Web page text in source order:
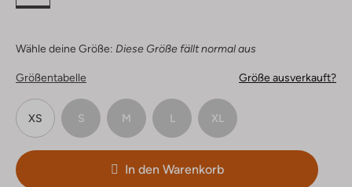
Wähle deine Größe: Diese Größe fällt normal aus
Größentabelle Größe ausverkauft?
XS S M L XL
In den Warenkorb